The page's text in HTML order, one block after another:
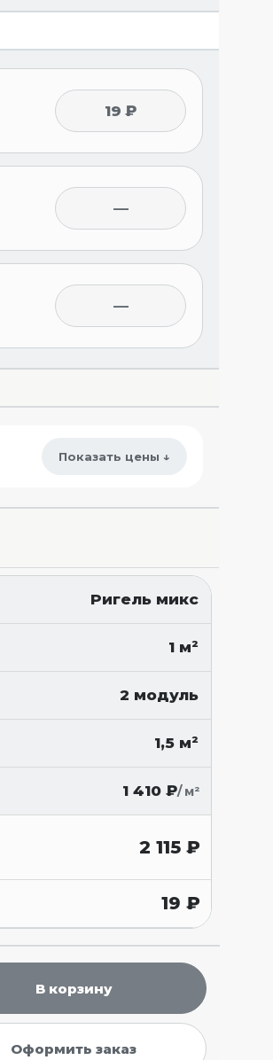
19 ₽
—
—
Показать цены ↓
Ригель микс
1 м²
2 модуль
1,5 м²
1 410 ₽/ м²
2 115₽
19₽
В корзину
Оформить заказ